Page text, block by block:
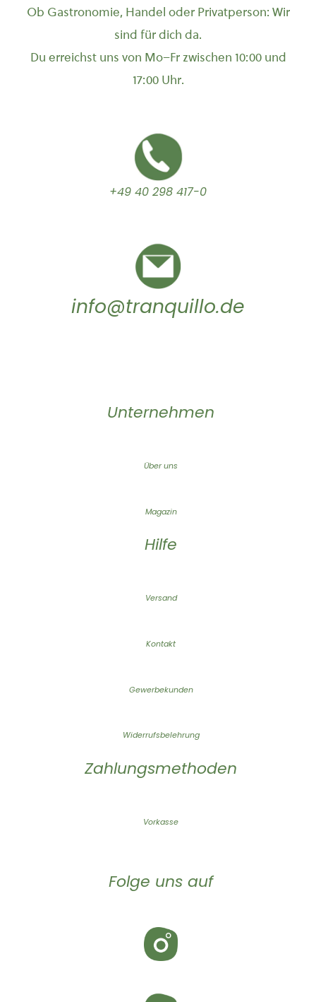
Ob Gastronomie, Handel oder Privatperson: Wir
sind für dich da.
Du erreichst uns von Mo–Fr zwischen 10:00 und
17:00 Uhr.
+49 40 298 417-0
info@tranquillo.de
Unternehmen
Über uns
Magazin
Hilfe
Versand
Kontakt
Gewerbekunden
Widerrufsbelehrung
Zahlungsmethoden
Vorkasse
Folge uns auf